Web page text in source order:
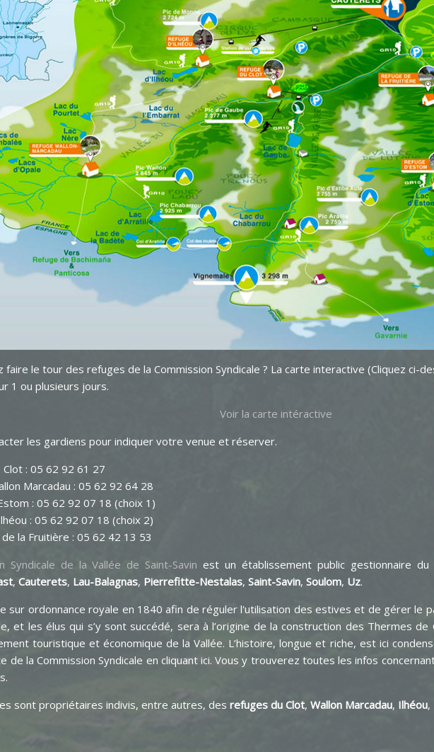
faire le tour des refuges de la Commission Syndicale ? La carte interactive (Cliquez ci-
1 ou plusieurs jours.
Voir la carte intéractive
les gardiens pour indiquer votre venue et réserver.
Clot : 05 62 92 61 27
Marcadau : 05 62 92 64 28
: 05 62 92 07 18 (choix 1)
: 05 62 92 07 18 (choix 2)
la Fruitière : 05 62 42 13 53
Syndicale de la Vallée de Saint-Savin est un établissement public gestionnaire
, Cauterets, Lau-Balagnas, Pierrefitte-Nestalas, Saint-Savin, Soulom, Uz.
sur ordonnance royale en 1840 afin de réguler l'utilisation des estives et de gérer le
et les élus qui s’y sont succédé, sera à l’origine de la construction des Thermes de
touristique et économique de la Vallée. L’histoire, longue et riche, est ici
de la Commission Syndicale en cliquant ici. Vous y trouverez toutes les infos
sont propriétaires indivis, entre autres, des refuges du Clot, Wallon Marcadau, Ilhéou,